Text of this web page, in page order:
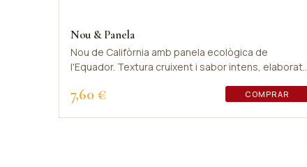
Nou & Panela
Nou de Califòrnia amb panela ecològica de
l'Equador. Textura cruixent i sabor intens, elaborat
7,60 € COMPRAR